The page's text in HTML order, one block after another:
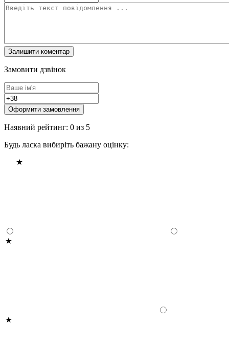
Замовити дзвінок
Оформити замовлення
Наявний рейтинг: 0 из 5
Будь ласка вибиріть бажану оцінку: